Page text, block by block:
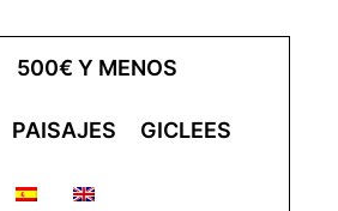
500€ Y MENOS
PAISAJES GICLEES